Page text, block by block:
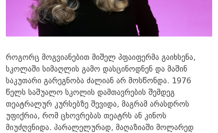
როგორც მოგვიანებით მიშელ პფაიფერმა გაიხსენა,
სკოლაში სიმაღლის გამო დასცინოდნენ და მაშინ
საკუთარი გარეგნობა ძალიან არ მოსწონდა. 1976
წელს საშუალო სკოლის დამთავრების შემდეგ
თეატრალურ კურსებზე შევიდა, მაგრამ არასდროს
უფიქრია, რომ ცხოვრებას თეატრს ან კინოს
მიუძღვნიდა. პარალელურად, მაღაზიაში მოლარედ